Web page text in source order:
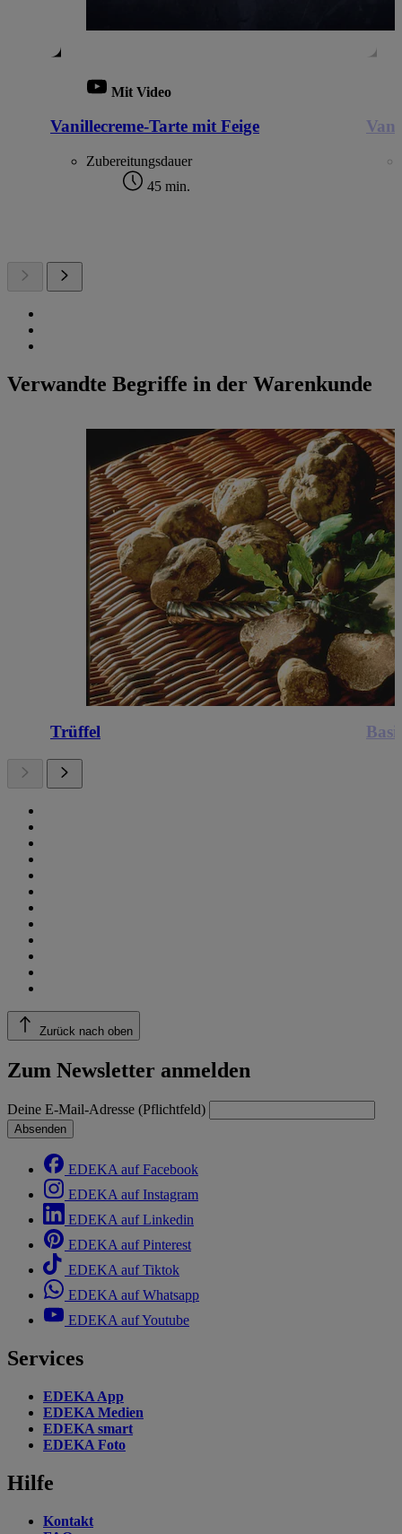
Mit Video
Vanillecreme-Tarte mit Feige
Zubereitungsdauer
45 min.
Verwandte Begriffe in der Warenkunde
Trüffel
Zurück nach oben
Zum Newsletter anmelden
Deine E-Mail-Adresse (Pflichtfeld)
Absenden
EDEKA auf Facebook
EDEKA auf Instagram
EDEKA auf Linkedin
EDEKA auf Pinterest
EDEKA auf Tiktok
EDEKA auf Whatsapp
EDEKA auf Youtube
Services
EDEKA App
EDEKA Medien
EDEKA smart
EDEKA Foto
Hilfe
Kontakt